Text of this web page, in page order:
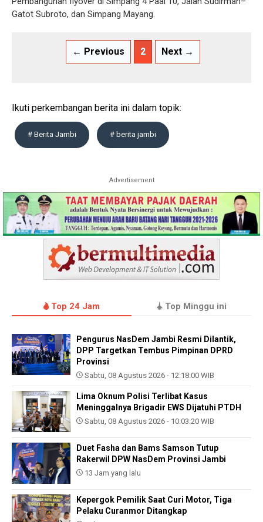
Gatot Subroto, dan Simpang Mayang.
← Previous 2 Next →
Ikuti perkembangan berita ini dalam topik:
# Berita Jambi # berita jambi
Advertisement
Top 24 Jam Top Minggu ini
Pengurus NasDem Jambi Resmi Dilantik,
DPP Targetkan Tembus Pimpinan DPRD
Provinsi
Sabtu, 08 Agustus 2026 - 12:18:00 WIB
Lima Oknum Polisi Terlibat Kasus
Meninggalnya Brigadir EWS Dijatuhi PTDH
Sabtu, 08 Agustus 2026 - 10:03:20 WIB
Duet Fasha dan Bams Samson Tutup
Rakerwil DPW NasDem Provinsi Jambi
13 Jam yang lalu
Kepergok Pemilik Saat Curi Motor, Tiga
Pelaku Curanmor Ditangkap